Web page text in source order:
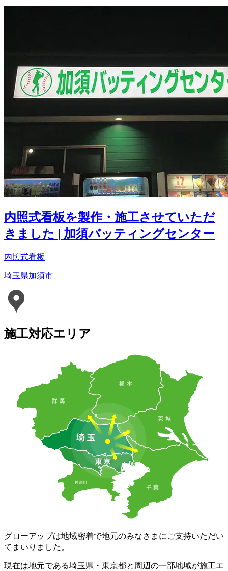
内照式看板を製作・施工させていただ
きました | 加須バッティングセンター
内照式看板
埼玉県加須市
施工対応エリア
グローアップは地域密着で地元のみなさまにご支持いただい
てまいりました。
現在は地元である埼玉県・東京都と周辺の一部地域が施工エ